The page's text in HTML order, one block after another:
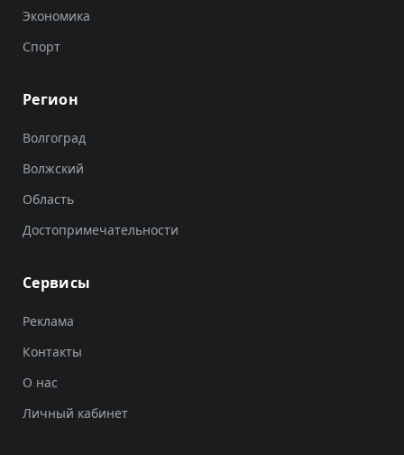
Экономика
Спорт
Регион
Волгоград
Волжский
Область
Достопримечательности
Сервисы
Реклама
Контакты
О нас
Личный кабинет